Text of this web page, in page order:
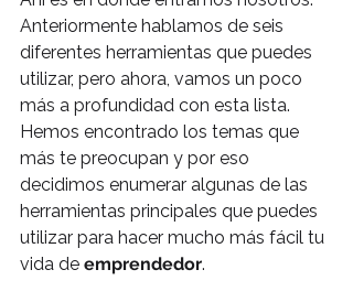
Anteriormente hablamos de seis
diferentes herramientas que puedes
utilizar, pero ahora, vamos un poco
más a profundidad con esta lista.
Hemos encontrado los temas que
más te preocupan y por eso
decidimos enumerar algunas de las
herramientas principales que puedes
utilizar para hacer mucho más fácil tu
vida de emprendedor.